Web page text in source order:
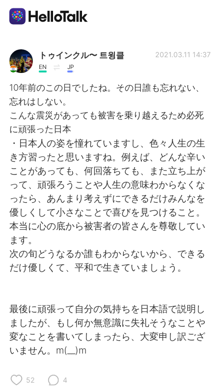
Aplicativo de troca de idioma
AI Grammar Checker
Português
English 简体中文
繁體中文 Español
العربية Français
Deutsch 日本語
한국어 Русский
ไทย Indonesia
Tiếng Việt
トゥインクル〜 트윙클
EN JP
2021.03.11 14:37
10年前のこの日でしたね。その日誰も忘れない、
忘れはしない。
こんな震災があっても被害を乗り越えるため必死
に頑張った日本
・日本人の姿を憧れていますし、色々人生の生
き方習ったと思いますね。例えば、どんな辛い
ことがあっても、何回落ちても、また立ち上が
って、頑張ろうことや人生の意味わからなくな
ったら、あんまり考えずにできるだけみんなを
優しくして小さなことで喜びを見つけること。
本当に心の底から被害者の皆さんを尊敬してい
ます。
次の旬どうなるか誰もわからないから、できる
だけ優しくて、平和で生きていましょう。
最後に頑張って自分の気持ちを日本語で説明し
ましたが、もし何か無意識に失礼そうなことや
変なことを書いてしまったら、大変申し訳ござ
いません。m(__)m
52 4